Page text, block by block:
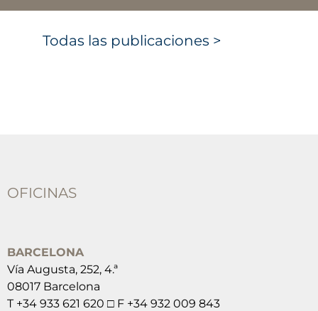
Todas las publicaciones >
OFICINAS
BARCELONA
Vía Augusta, 252, 4.ª
08017 Barcelona
T +34 933 621 620 □ F +34 932 009 843